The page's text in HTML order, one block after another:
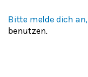
Bitte melde dich an,
benutzen.